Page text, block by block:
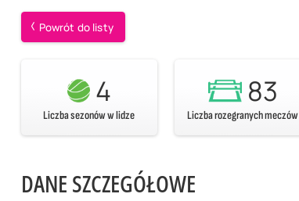
Powrót do listy
4
Liczba sezonów w lidze
83
Liczba rozegranych meczów
DANE SZCZEGÓŁOWE